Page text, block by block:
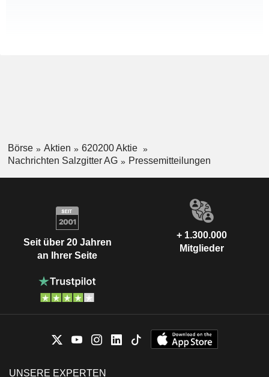
Börse Aktien
620200 Aktie
Nachrichten Salzgitter AG
Pressemitteilungen
Seit über 20 Jahren
an Ihrer Seite
+ 1.300.000
Mitglieder
UNSERE EXPERTEN